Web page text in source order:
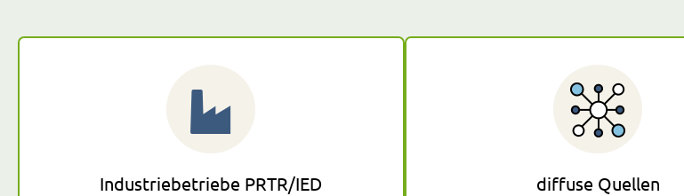
Industriebetriebe PRTR/IED diffuse Quellen